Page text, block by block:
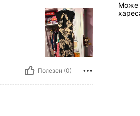
Полезен (0)
Може